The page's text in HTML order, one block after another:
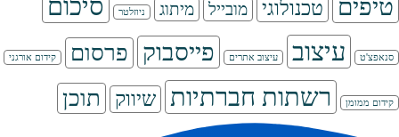
טיפים טכנולוגי מובייל מיתוג ניוזלטר סיכום
סנאפצ'ט עיצוב עיצוב אתרים פייסבוק פרסום קידום אורגני
קידום ממומן רשתות חברתיות שיווק תוכן